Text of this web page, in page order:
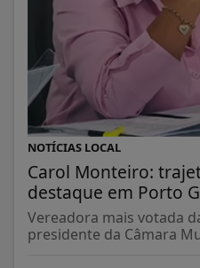
NOTÍCIAS LOCAL
Carol Monteiro:
destaque em Porto
Vereadora mais votada
presidente da Câmara